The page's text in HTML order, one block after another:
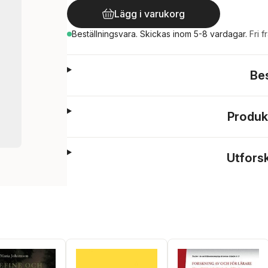
Lägg i varukorg
Beställningsvara. Skickas inom 5-8 vardagar. Fri